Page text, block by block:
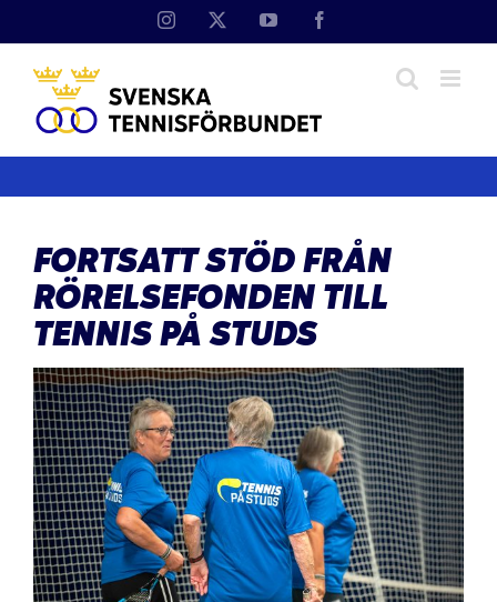
Instagram YouTube
FORTSATT STÖD FRÅN
RÖRELSEFONDEN TILL
TENNIS PÅ STUDS